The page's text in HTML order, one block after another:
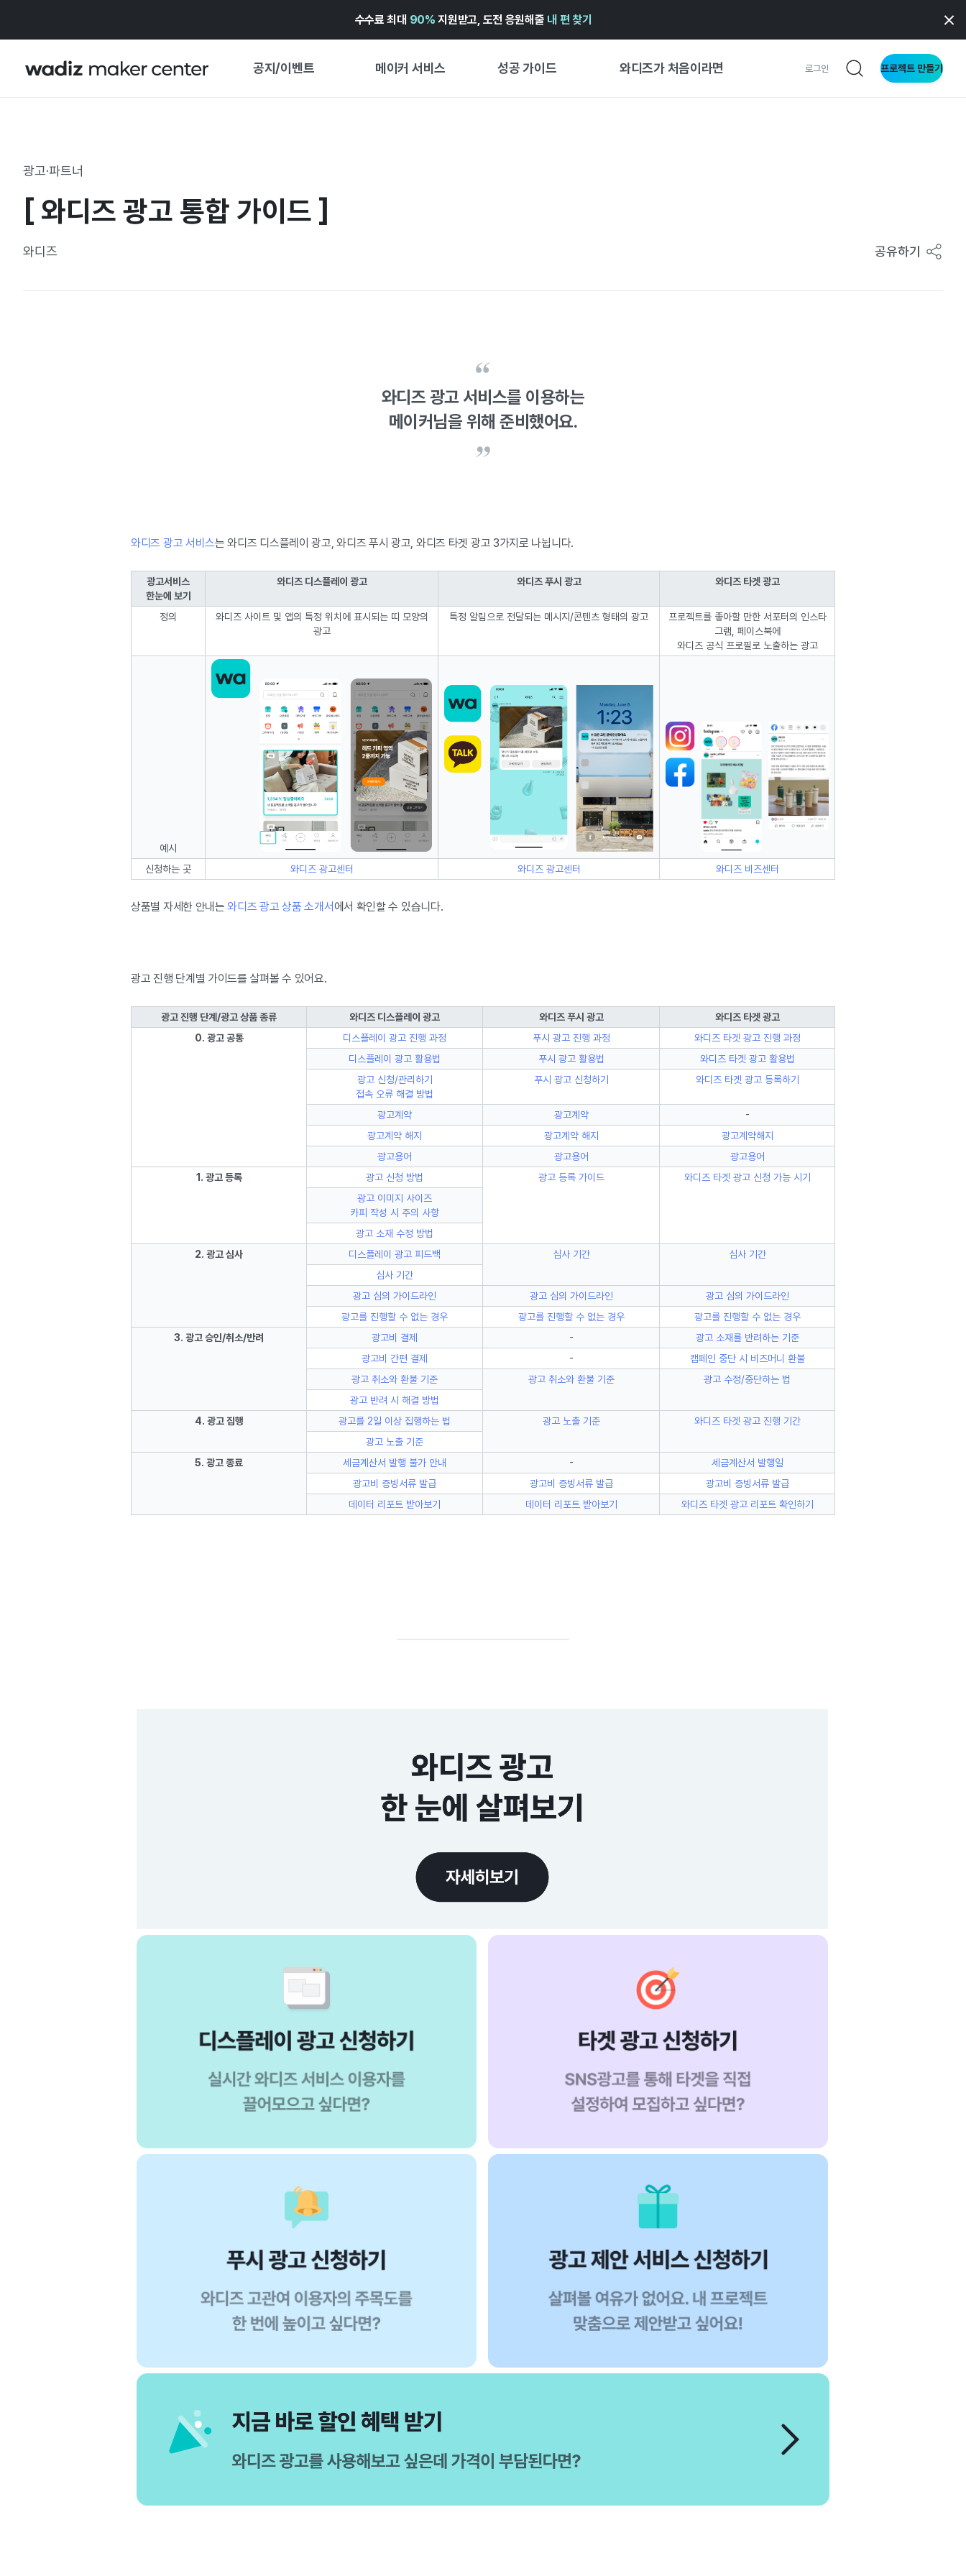
수수료 최대 90% 지원받고, 도전 응원해줄 내 편 찾기
공지/이벤트 메이커 서비스 성공 가이드 와디즈가 처음이라면 로그인 프로젝트 만들기
기획전 캘린더
광고·파트너
[ 와디즈 광고 통합 가이드 ]
와디즈 공유하기
와디즈 광고 서비스를 이용하는
메이커님을 위해 준비했어요.
와디즈 광고 서비스는 와디즈 디스플레이 광고, 와디즈 푸시 광고, 와디즈 타겟 광고 3가지로 나뉩니다.
광고서비스
한눈에 보기
와디즈 디스플레이 광고 와디즈 푸시 광고 와디즈 타겟 광고
정의
와디즈 사이트 및 앱의 특정 위치에 표시되는 띠 모양의
광고
특정 알림으로 전달되는 메시지/콘텐츠 형태의 광고
프로젝트를 좋아할 만한 서포터의 인스타
그램, 페이스북에
와디즈 공식 프로필로 노출하는 광고
예시
신청하는 곳
와디즈 광고센터 와디즈 광고센터 와디즈 비즈센터
상품별 자세한 안내는와디즈 광고 상품 소개서 에서 확인할 수 있습니다.
광고 진행 단계별 가이드를 살펴볼 수 있어요.
광고 진행 단계/광고 상품 종류 와디즈 디스플레이 광고 와디즈 푸시 광고
와디즈 타겟 광고
0. 광고 공통
디스플레이 광고 진행 과정 푸시 광고 진행 과정
와디즈 타겟 광고 진행 과정
디스플레이 광고 활용법
푸시 광고 활용법
와디즈 타겟 광고 활용법
광고 신청/관리하기
접속 오류 해결 방법
푸시 광고 신청하기 와디즈 타겟 광고 등록하기
광고계약 광고계약
-
광고계약 해지
광고계약 해지
광고계약해지
광고용어
광고용어
광고용어
1. 광고 등록
광고 신청 방법 광고 등록 가이드
와디즈 타겟 광고 신청 가능 시기
광고 이미지 사이즈
카피 작성 시 주의 사항
광고 소재 수정 방법
2. 광고 심사
디스플레이 광고 피드백 심사 기간
심사 기간
심사 기간
광고 심의 가이드라인
광고 심의 가이드라인
광고 심의 가이드라인
광고를 진행할 수 없는 경우
광고를 진행할 수 없는 경우
광고를 진행할 수 없는 경우
3. 광고 승인/취소/반려
광고비 결제 -
광고 소재를 반려하는 기준
광고비 간편 결제
-
캠페인 중단 시 비즈머니 환불
광고 취소와 환불 기준
광고 취소와 환불 기준
광고 수정/중단하는 법
광고 반려 시 해결 방법
4. 광고 집행
광고를 2일 이상 집행하는 법 광고 노출 기준
와디즈 타겟 광고 진행 기간
광고 노출 기준
5. 광고 종료
세금계산서 발행 불가 안내 -
세금계산서 발행일
광고비 증빙서류 발급
광고비 증빙서류 발급
광고비 증빙서류 발급
데이터 리포트 받아보기
데이터 리포트 받아보기 와디즈 타겟 광고 리포트 확인하기